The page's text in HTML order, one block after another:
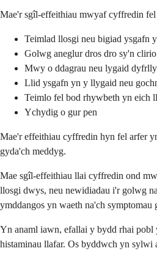
Mae'r sgîl-effeithiau mwyaf cyffredin
Teimlad llosgi neu bigiad ysgafn
Golwg aneglur dros dro sy'n
Mwy o ddagrau neu lygaid
Llid ysgafn yn y llygaid neu
Teimlo fel bod rhywbeth yn eich
Ychydig o gur pen
Mae'r effeithiau cyffredin hyn fel arfer
gyda'ch meddyg.
Mae sgîl-effeithiau llai cyffredin ond
llosgi dwys, neu newidiadau i'r golwg
ymddangos yn waeth na'ch symptomau
Yn anaml iawn, efallai y bydd rhai
histaminau llafar. Os byddwch yn sylwi